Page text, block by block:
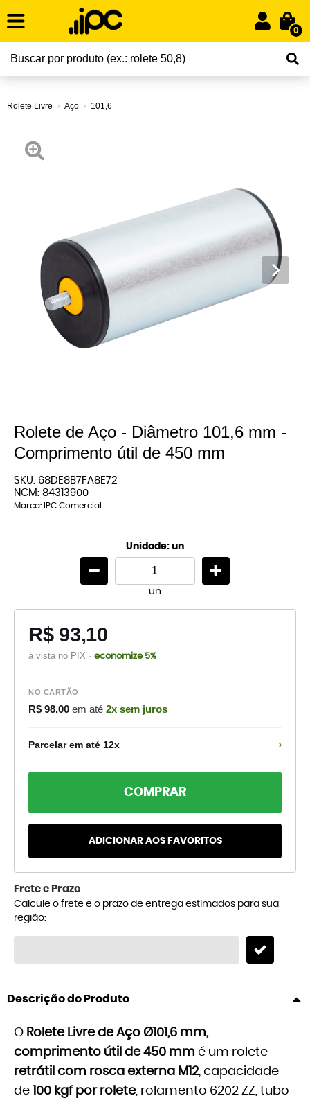
0
Rolete Livre Aço 101,6
Rolete de Aço - Diâmetro 101,6 mm -
Comprimento útil de 450 mm
SKU: 68DE8B7FA8E72
NCM: 84313900
Marca: IPC Comercial
Unidade: un
un
R$ 93,10
à vista no PIX · economize 5%
NO CARTÃO
R$ 98,00 em até 2x sem juros
Parcelar em até 12x ›
COMPRAR
ADICIONAR AOS FAVORITOS
Frete e Prazo
Calcule o frete e o prazo de entrega estimados para sua
região:
Descrição do Produto
O Rolete Livre de Aço Ø101,6 mm,
comprimento útil de 450 mm é um rolete
retrátil com rosca externa M12, capacidade
de 100 kgf por rolete, rolamento 6202 ZZ, tubo